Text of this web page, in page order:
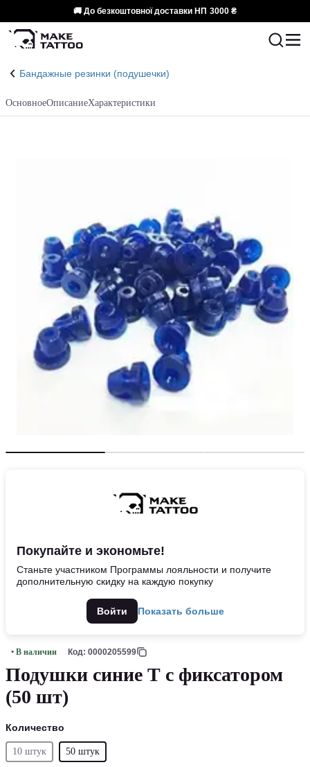
🚚 До безкоштовної доставки НП 3000 ₴
Бандажные резинки (подушечки)
ОсновноеОписаниеХарактеристики
Покупайте и экономьте!
Станьте участником Программы лояльности и получите
дополнительную скидку на каждую покупку
Войти Показать больше
• В наличии Код: 0000205599
Подушки синие Т с фиксатором
(50 шт)
Количество
10 штук 50 штук